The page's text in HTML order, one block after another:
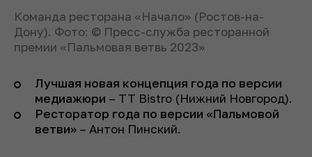
Команда ресторана «Начало» (Ростов-на-
Дону). Фото: © Пресс-служба ресторанной
премии «Пальмовая ветвь 2023»
Лучшая новая концепция года по версии
медиажюри – TT Bistro (Нижний Новгород).
Ресторатор года по версии «Пальмовой
ветви» – Антон Пинский.